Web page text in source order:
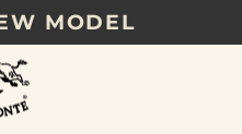
MODEL
円以上で送料無
る、新しいギフトガ